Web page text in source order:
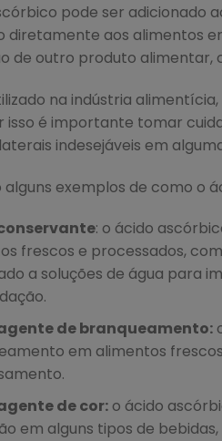
pode ser adicionado
diretamente aos alimentos
de outro produto alimentar,
na indústria
isso é importante tomar
indesejáveis em
alguns exemplos de como o
: o ácido
frescos e processados,
a soluções de água para
de branqueamento:
em alimentos
de cor:o ácido
em alguns tipos de